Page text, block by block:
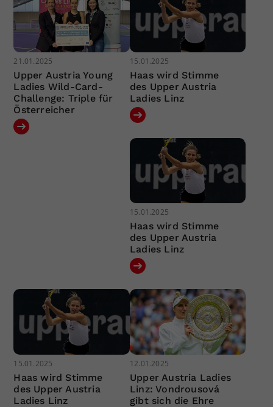
21.01.2025
Upper Austria Young
Ladies Wild-Card-
Challenge: Triple für
Österreicher
15.01.2025
Haas wird Stimme
des Upper Austria
Ladies Linz
15.01.2025
Haas wird Stimme
des Upper Austria
Ladies Linz
15.01.2025
Haas wird Stimme
des Upper Austria
Ladies Linz
12.01.2025
Upper Austria Ladies
Linz: Vondrousová
gibt sich die Ehre